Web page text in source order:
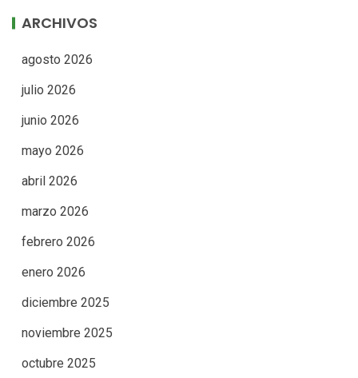
ARCHIVOS
agosto 2026
julio 2026
junio 2026
mayo 2026
abril 2026
marzo 2026
febrero 2026
enero 2026
diciembre 2025
noviembre 2025
octubre 2025